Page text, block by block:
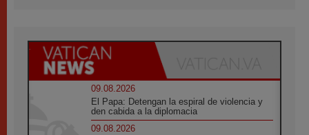
09.08.2026
El Papa: Detengan la espiral de violencia y
den cabida a la diplomacia
09.08.2026